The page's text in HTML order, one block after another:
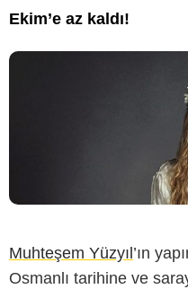
Ekim’e az kaldı!
Muhteşem Yüzyıl ’ın
Osmanlı tarihine ve